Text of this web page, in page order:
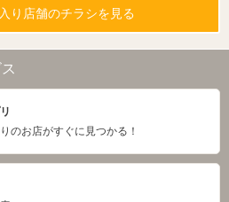
り店舗のチラシを見る
のお店がすぐに見つかる！